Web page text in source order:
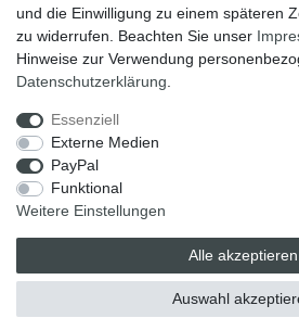
Widerrufs­recht
Daten­schutz­erklärung
© Copyright 2026 | Alle Rechte
und die Einwilligung zu einem späteren
zu widerrufen. Beachten Sie unser
Hinweise zur Verwendung
Daten­schutz­erklärung
Essenziell
Externe Medien
PayPal
Funktional
Weitere Einstellungen
Alle akzeptieren
Auswahl